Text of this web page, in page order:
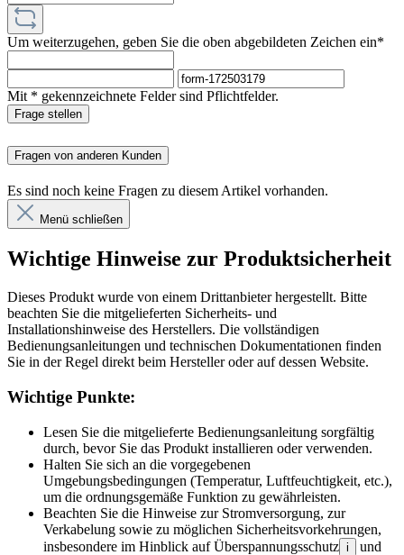
Um weiterzugehen, geben Sie die oben abgebildeten Zeichen ein*
Mit * gekennzeichnete Felder sind Pflichtfelder.
Frage stellen
Fragen von anderen Kunden
Es sind noch keine Fragen zu diesem Artikel vorhanden.
Menü schließen
Wichtige Hinweise zur Produktsicherheit
Dieses Produkt wurde von einem Drittanbieter hergestellt. Bitte
beachten Sie die mitgelieferten Sicherheits- und
Installationshinweise des Herstellers. Die vollständigen
Bedienungsanleitungen und technischen Dokumentationen finden
Sie in der Regel direkt beim Hersteller oder auf dessen Website.
Wichtige Punkte:
Lesen Sie die mitgelieferte Bedienungsanleitung sorgfältig
durch, bevor Sie das Produkt installieren oder verwenden.
Halten Sie sich an die vorgegebenen
Umgebungsbedingungen (Temperatur, Luftfeuchtigkeit, etc.),
um die ordnungsgemäße Funktion zu gewährleisten.
Beachten Sie die Hinweise zur Stromversorgung, zur
Verkabelung sowie zu möglichen Sicherheitsvorkehrungen,
insbesondere im Hinblick auf Überspannungsschutz i
und